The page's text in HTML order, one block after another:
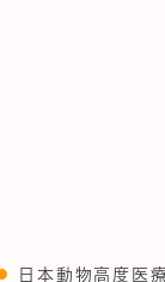
日本動物高度医